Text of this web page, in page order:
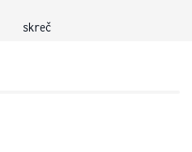
skreč